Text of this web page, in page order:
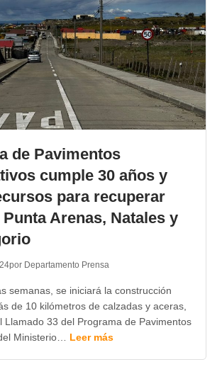
de Pavimentos
cumple 30 años y
para recuperar
Arenas, Natales y
por Departamento Prensa
semanas, se iniciará la construcción
de 10 kilómetros de calzadas y aceras,
Llamado 33 del Programa de Pavimentos
Ministerio… Leer más